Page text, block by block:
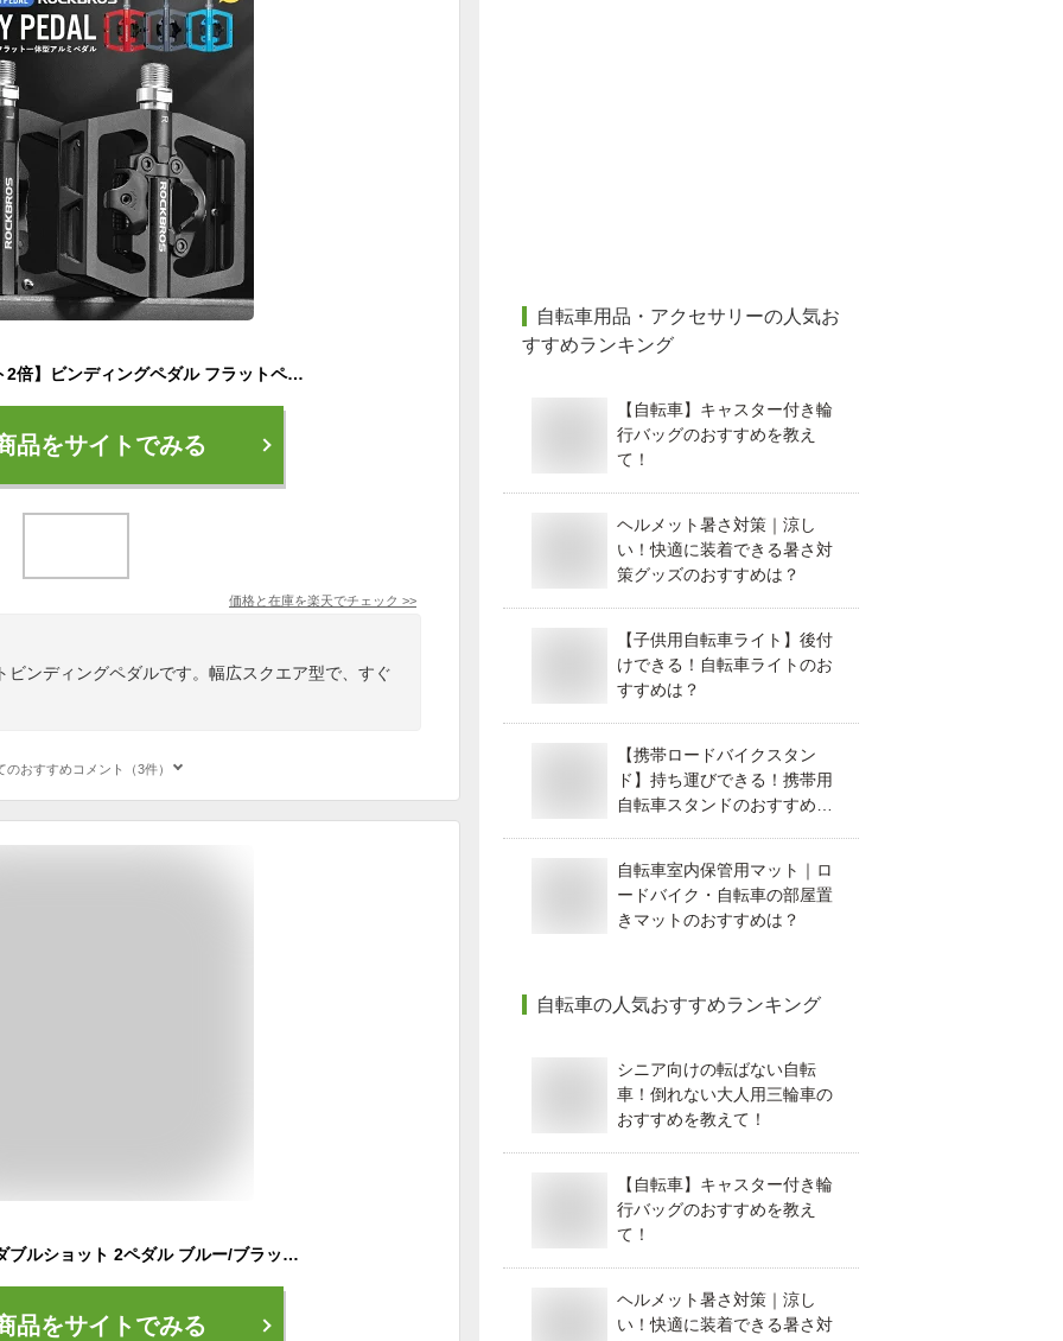
【15日限定★ポイント2倍】ビンディングペダル フラットペダル 初心者にもおすすめ 自転車ペダル ロードバイク 幅広スクエア型 アルミペダル 防水 防腐 PDS対応 表裏一体型 2WAYタイプ クロムモリブデン鋼シャフト クロモリ クリート付属 片面フラット PD15-BK
品をサイトでみる
価格と在庫を楽天でチェック >>
ビンディングペダルです。幅広スクエア型で、すぐ
のおすすめコメント（3件）
クランクブラザーズ ダブルショット 2ペダル ブルー/ブラック 自転車 ペダル ビンディングペダル Crank Brothers
品をサイトでみる
自転車用品・アクセサリーの人気お
すすめランキング
【自転車】キャスター付き輪
行バッグのおすすめを教え
て！
ヘルメット暑さ対策｜涼し
い！快適に装着できる暑さ対
策グッズのおすすめは？
【子供用自転車ライト】後付
けできる！自転車ライトのお
すすめは？
【携帯ロードバイクスタン
ド】持ち運びできる！携帯用
自転車スタンドのおすすめ
自転車室内保管用マット｜ロ
ードバイク・自転車の部屋置
きマットのおすすめは？
自転車の人気おすすめランキング
シニア向けの転ばない自転
車！倒れない大人用三輪車の
おすすめを教えて！
【自転車】キャスター付き輪
行バッグのおすすめを教え
て！
ヘルメット暑さ対策｜涼し
い！快適に装着できる暑さ対